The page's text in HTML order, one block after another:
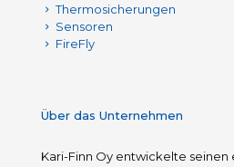
Thermosicherungen
Sensoren
FireFly
Über das Unternehmen
Kari-Finn Oy entwickelte seinen